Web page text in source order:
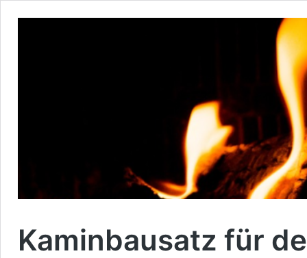
Kaminbausatz für